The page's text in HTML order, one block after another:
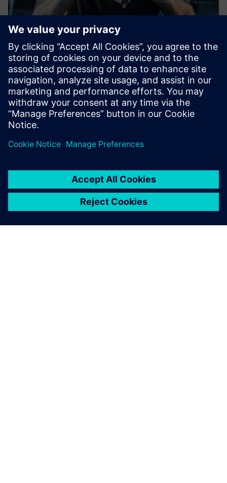
FrameWORKS
Az összes mérnöki tudományág zökkenőmentes integrálása
minden projektfázisban egy közös szoftverkeretben.
További információk